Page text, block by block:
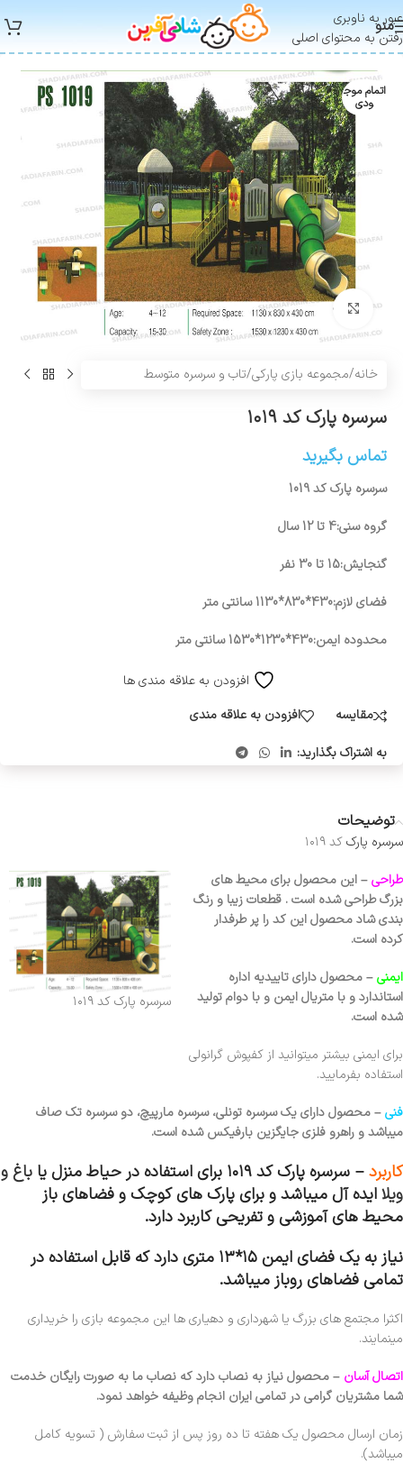
عبور به ناوبری
رفتن به محتوای اصلی
منو
اتمام موج
ودی
بزرگنمایی تصویر
خانه/مجموعه بازی پارکی/تاب و سرسره متوسط
سرسره پارک کد ۱۰۱۹
تماس بگیرید
سرسره پارک کد 1019
گروه سنی:4 تا 12 سال
گنجایش:15 تا 30 نفر
فضای لازم:430*830*1130 سانتی متر
محدوده ایمن:430*1230*1530 سانتی متر
افزودن به علاقه مندی ها
مقایسه
افزودن به علاقه مندی
به اشتراک بگذارید:
توضیحات
سرسره پارککد ۱۰۱۹
سرسره پارک کد ۱۰۱۹
طراحی– این محصول برای محیط های
بزرگ طراحی شده است . قطعات زیبا و رنگ
بندی شاد محصول این کد را پر طرفدار
کرده است.
ایمنی–محصول دارای تاییدیه اداره
استاندارد و با متریال ایمن و با دوام تولید
شده است.
برای ایمنی بیشتر میتوانید از کفپوش گرانولی
استفاده بفرمایید.
فنی– محصول دارای یک سرسره تونلی، سرسره مارپیچ، دو سرسره تک صاف
میباشد و راهرو فلزی جایگزین بارفیکس شده است.
کاربرد– سرسره پارک کد ۱۰۱۹ برای استفاده در حیاط منزل یا باغ و
ویلاایده آل میباشد و برای پارک های کوچک و فضاهای باز
محیط های آموزشی و تفریحی کاربرد دارد.
نیاز به یک فضای ایمن ۱۵*۱۳ متری دارد که قابل استفاده در
تمامی فضاهای روباز میباشد.
اکثرا مجتمع های بزرگ یا شهرداری و دهیاری ها این مجموعه بازی را خریداری
مینمایند.
اتصال آسان –محصول نیاز به نصاب دارد که نصاب ما به صورت رایگان خدمت
شما مشتریان گرامی در تمامی ایران انجام وظیفه خواهد نمود.
زمان ارسال محصول یک هفته تا ده روز پس از ثبت سفارش ( تسویه کامل
میباشد).